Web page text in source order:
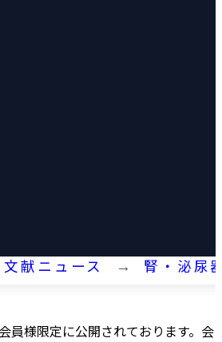
文献ニュース 腎・泌尿
員様限定に公開されております。会